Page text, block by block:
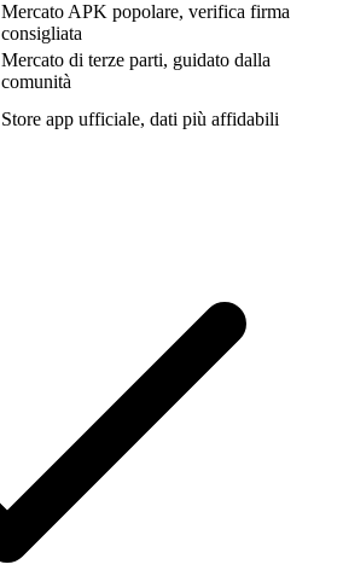
Mercato APK popolare, verifica firma
consigliata
Mercato di terze parti, guidato dalla
comunità
Store app ufficiale, dati più affidabili